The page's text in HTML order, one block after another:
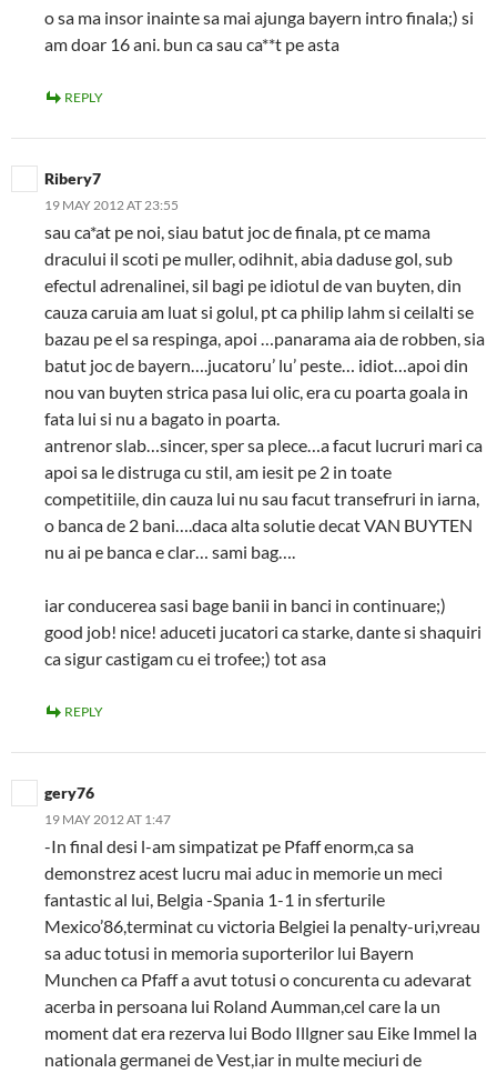
o sa ma insor inainte sa mai ajunga bayern intro finala;) si
am doar 16 ani. bun ca sau ca**t pe asta
REPLY
Ribery7
19 MAY 2012 AT 23:55
sau ca*at pe noi, siau batut joc de finala, pt ce mama
dracului il scoti pe muller, odihnit, abia daduse gol, sub
efectul adrenalinei, sil bagi pe idiotul de van buyten, din
cauza caruia am luat si golul, pt ca philip lahm si ceilalti se
bazau pe el sa respinga, apoi …panarama aia de robben, sia
batut joc de bayern….jucatoru’ lu’ peste… idiot…apoi din
nou van buyten strica pasa lui olic, era cu poarta goala in
fata lui si nu a bagato in poarta.
antrenor slab…sincer, sper sa plece…a facut lucruri mari ca
apoi sa le distruga cu stil, am iesit pe 2 in toate
competitiile, din cauza lui nu sau facut transefruri in iarna,
o banca de 2 bani….daca alta solutie decat VAN BUYTEN
nu ai pe banca e clar… sami bag….
iar conducerea sasi bage banii in banci in continuare;)
good job! nice! aduceti jucatori ca starke, dante si shaquiri
ca sigur castigam cu ei trofee;) tot asa
REPLY
gery76
19 MAY 2012 AT 1:47
-In final desi l-am simpatizat pe Pfaff enorm,ca sa
demonstrez acest lucru mai aduc in memorie un meci
fantastic al lui, Belgia -Spania 1-1 in sferturile
Mexico’86,terminat cu victoria Belgiei la penalty-uri,vreau
sa aduc totusi in memoria suporterilor lui Bayern
Munchen ca Pfaff a avut totusi o concurenta cu adevarat
acerba in persoana lui Roland Aumman,cel care la un
moment dat era rezerva lui Bodo Illgner sau Eike Immel la
nationala germanei de Vest,iar in multe meciuri de